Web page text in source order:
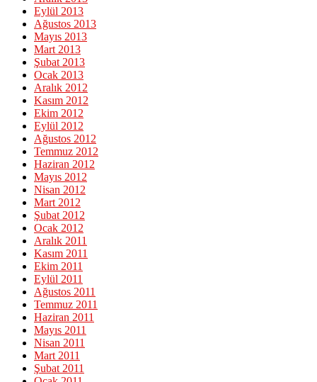
Eylül 2013
Ağustos 2013
Mayıs 2013
Mart 2013
Şubat 2013
Ocak 2013
Aralık 2012
Kasım 2012
Ekim 2012
Eylül 2012
Ağustos 2012
Temmuz 2012
Haziran 2012
Mayıs 2012
Nisan 2012
Mart 2012
Şubat 2012
Ocak 2012
Aralık 2011
Kasım 2011
Ekim 2011
Eylül 2011
Ağustos 2011
Temmuz 2011
Haziran 2011
Mayıs 2011
Nisan 2011
Mart 2011
Şubat 2011